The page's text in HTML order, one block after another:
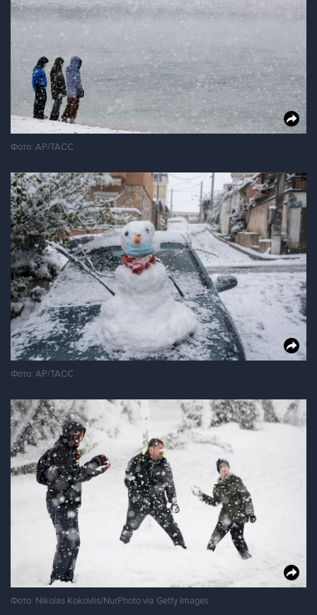
Фото: AP/ТАСС
Фото: AP/ТАСС
Фото: Nikolas Kokovlis/NurPhoto via Getty Images